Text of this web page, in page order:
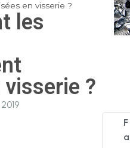
en visserie ?
les
?
F
a